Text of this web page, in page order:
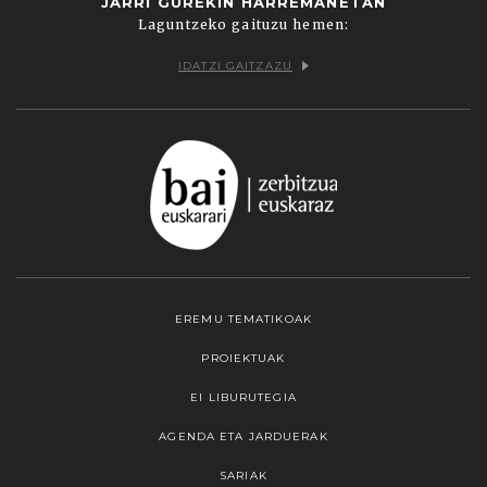
Laguntzeko gaituzu hemen:
IDATZI GAITZAZU
EREMU TEMATIKOAK
PROIEKTUAK
EI LIBURUTEGIA
AGENDA ETA JARDUERAK
SARIAK